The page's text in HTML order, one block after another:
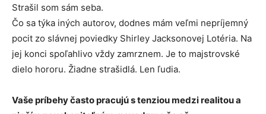
Strašil som sám seba.
Čo sa týka iných autorov, dodnes mám veľmi nepríjemný
pocit zo slávnej poviedky Shirley Jacksonovej Lotéria. Na
jej konci spoľahlivo vždy zamrznem. Je to majstrovské
dielo hororu. Žiadne strašidlá. Len ľudia.
Vaše príbehy často pracujú s tenziou medzi realitou a